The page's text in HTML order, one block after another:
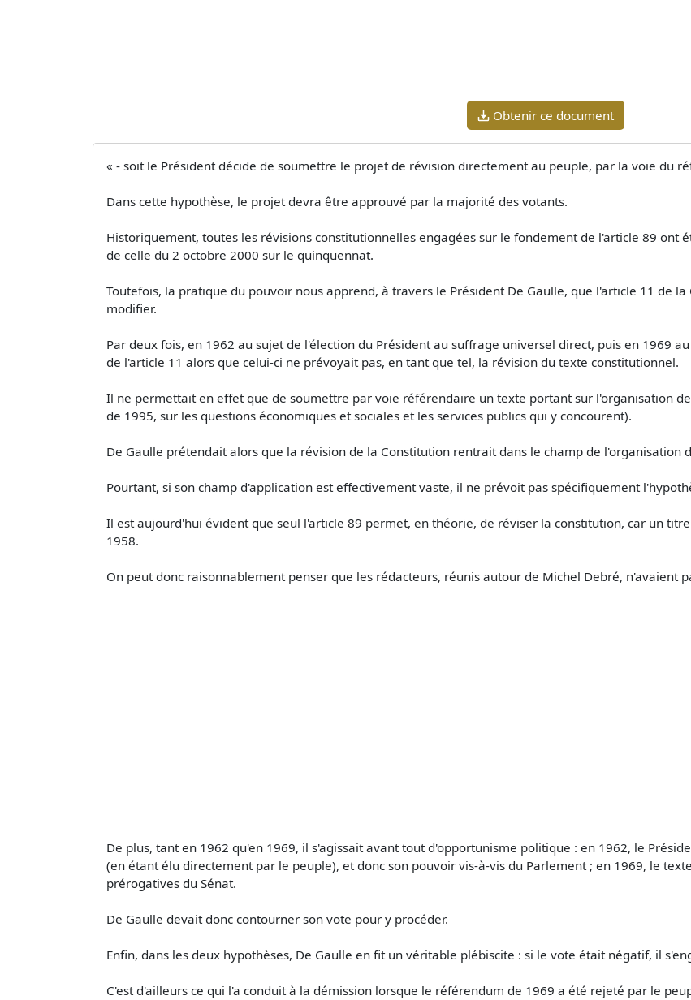
Obtenir ce document
« - soit le Président décide de soumettre le projet de révision directement au peuple, par la voie du
Dans cette hypothèse, le projet devra être approuvé par la majorité des votants.
Historiquement, toutes les révisions constitutionnelles engagées sur le fondement de l'article 89 ont
de celle du 2 octobre 2000 sur le quinquennat.
Toutefois, la pratique du pouvoir nous apprend, à travers le Président De Gaulle, que l'article 11 de
modifier.
Par deux fois, en 1962 au sujet de l'élection du Président au suffrage universel direct, puis en 1969
de l'article 11 alors que celui-ci ne prévoyait pas, en tant que tel, la révision du texte constitutionnel.
Il ne permettait en effet que de soumettre par voie référendaire un texte portant sur l'organisation
de 1995, sur les questions économiques et sociales et les services publics qui y concourent).
De Gaulle prétendait alors que la révision de la Constitution rentrait dans le champ de l'organisation
Pourtant, si son champ d'application est effectivement vaste, il ne prévoit pas spécifiquement
Il est aujourd'hui évident que seul l'article 89 permet, en théorie, de réviser la constitution, car un
1958.
On peut donc raisonnablement penser que les rédacteurs, réunis autour de Michel Debré, n'avaient
De plus, tant en 1962 qu'en 1969, il s'agissait avant tout d'opportunisme politique : en 1962, le
(en étant élu directement par le peuple), et donc son pouvoir vis-à-vis du Parlement ; en 1969, le
prérogatives du Sénat.
De Gaulle devait donc contourner son vote pour y procéder.
Enfin, dans les deux hypothèses, De Gaulle en fit un véritable plébiscite : si le vote était négatif, il
C'est d'ailleurs ce qui l'a conduit à la démission lorsque le référendum de 1969 a été rejeté par le